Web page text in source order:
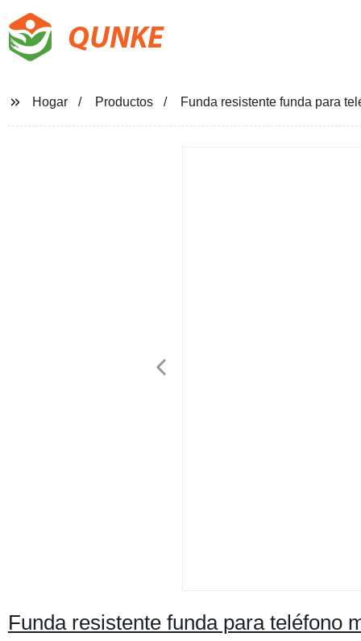
QUNKE
Hogar Productos Funda resistente funda para
Funda resistente funda para teléfono